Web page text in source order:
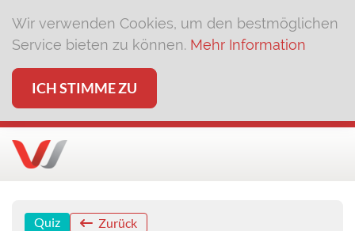
Wir verwenden Cookies, um den bestmöglichen
Service bieten zu können. Mehr Information
ICH STIMME ZU
Quiz Zurück